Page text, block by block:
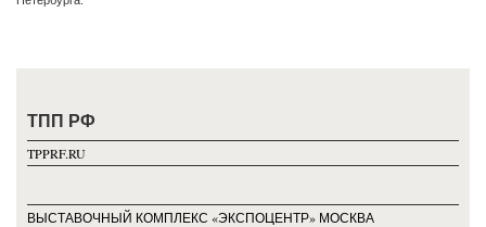
ТПП РФ
TPPRF.RU
ВЫСТАВОЧНЫЙ КОМПЛЕКС «ЭКСПОЦЕНТР» МОСКВА